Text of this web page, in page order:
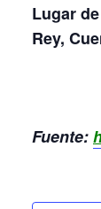
Lugar
Rey,
Fuente: